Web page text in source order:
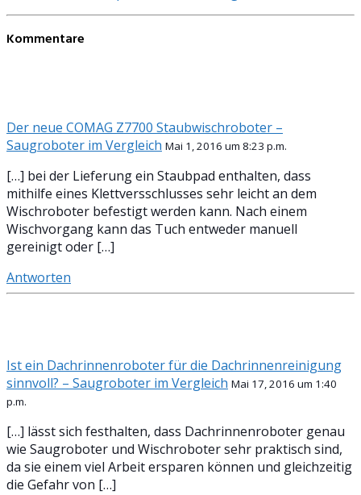
Kommentare
Der neue COMAG Z7700 Staubwischroboter –
Saugroboter im Vergleich Mai 1, 2016 um 8:23 p.m.
[…] bei der Lieferung ein Staubpad enthalten, dass
mithilfe eines Klettversschlusses sehr leicht an dem
Wischroboter befestigt werden kann. Nach einem
Wischvorgang kann das Tuch entweder manuell
gereinigt oder […]
Antworten
Ist ein Dachrinnenroboter für die Dachrinnenreinigung
sinnvoll? – Saugroboter im Vergleich Mai 17, 2016 um 1:40
p.m.
[…] lässt sich festhalten, dass Dachrinnenroboter genau
wie Saugroboter und Wischroboter sehr praktisch sind,
da sie einem viel Arbeit ersparen können und gleichzeitig
die Gefahr von […]